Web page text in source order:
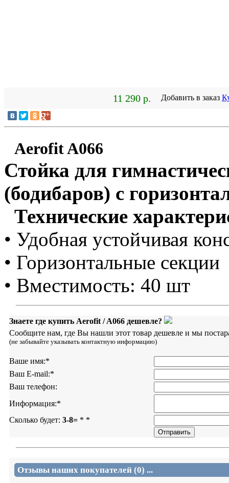
11 290 р. Добавить в заказ
Aerofit A066
Стойка для
(бодибаров) с
Технические
• Удобная устойчивая
• Горизонтальные секции
• Вместимость: 40 шт
Знаете где купить Aerofit / A066 дешевле?
Сообщите нам, где Вы нашли этот товар дешевле и мы
(не забывайте указывать контактную информацию)
Ваше имя:*
Ваш E-mail:*
Ваш телефон:
Информация:*
Сколько будет: 3-8= * *
Отзывы наших покупателей (0) ...